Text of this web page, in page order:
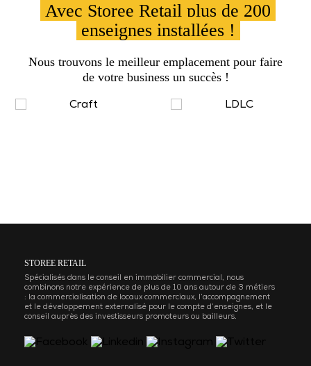
Avec Storee Retail plus de 200
enseignes installées !
Nous trouvons le meilleur emplacement pour faire
de votre business un succès !
STOREE RETAIL
Spécialisés dans le conseil en immobilier commercial, nous
combinons notre expérience de plus de 10 ans autour de 3 métiers
: la commercialisation de locaux commerciaux, l’accompagnement
et le développement externalisé pour le compte d’enseignes, et le
conseil auprès des investisseurs promoteurs ou bailleurs.